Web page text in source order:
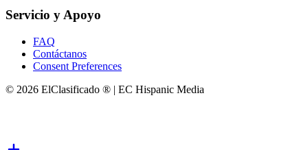
Servicio y Apoyo
FAQ
Contáctanos
Consent Preferences
© 2026 ElClasificado ® | EC Hispanic Media